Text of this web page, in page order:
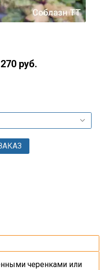
270 руб.
черенками или